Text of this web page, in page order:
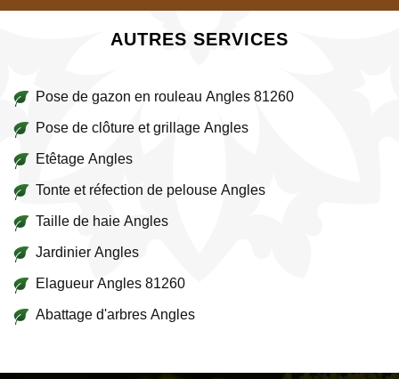
AUTRES SERVICES
Pose de gazon en rouleau Angles 81260
Pose de clôture et grillage Angles
Etêtage Angles
Tonte et réfection de pelouse Angles
Taille de haie Angles
Jardinier Angles
Elagueur Angles 81260
Abattage d'arbres Angles